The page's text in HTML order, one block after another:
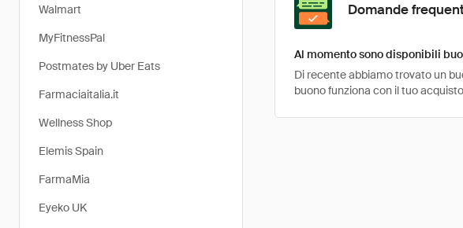
Walmart
MyFitnessPal
Postmates by Uber Eats
Farmaciaitalia.it
Wellness Shop
Elemis Spain
FarmaMia
Eyeko UK
Domande
Al momento sono disponibili
Di recente abbiamo trovato un
buono funziona con il tuo